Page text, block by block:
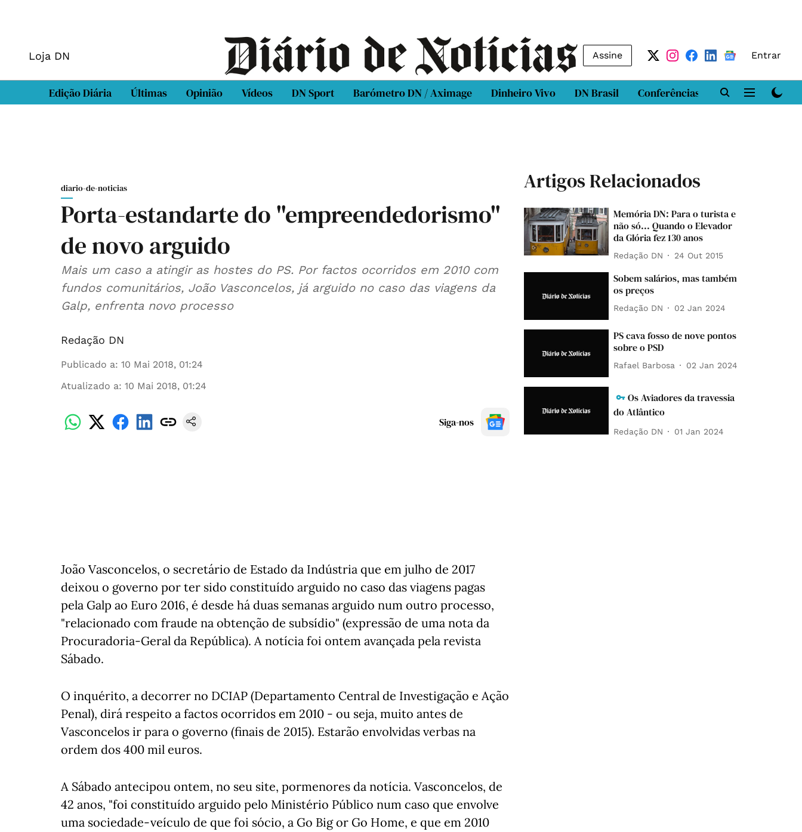
Loja DN Assine Entrar
Edição Diária Últimas Opinião Vídeos DN Sport Barómetro DN / Aximage Dinheiro Vivo DN Brasil Conferências DN LAB
diario-de-noticias
Porta-estandarte do "empreendedorismo"
de novo arguido
Mais um caso a atingir as hostes do PS. Por factos ocorridos em 2010 com
fundos comunitários, João Vasconcelos, já arguido no caso das viagens da
Galp, enfrenta novo processo
Redação DN
Publicado a: 10 Mai 2018, 01:24
Atualizado a: 10 Mai 2018, 01:24
Siga-nos
João Vasconcelos, o secretário de Estado da Indústria que em julho de 2017
deixou o governo por ter sido constituído arguido no caso das viagens pagas
pela Galp ao Euro 2016, é desde há duas semanas arguido num outro processo,
"relacionado com fraude na obtenção de subsídio" (expressão de uma nota da
Procuradoria-Geral da República). A notícia foi ontem avançada pela revista
Sábado.
O inquérito, a decorrer no DCIAP (Departamento Central de Investigação e Ação
Penal), dirá respeito a factos ocorridos em 2010 - ou seja, muito antes de
Vasconcelos ir para o governo (finais de 2015). Estarão envolvidas verbas na
ordem dos 400 mil euros.
A Sábado antecipou ontem, no seu site, pormenores da notícia. Vasconcelos, de
42 anos, "foi constituído arguido pelo Ministério Público num caso que envolve
uma sociedade-veículo de que foi sócio, a Go Big or Go Home, e que em 2010
Artigos Relacionados
Memória DN: Para o turista e
não só... Quando o Elevador
da Glória fez 130 anos
Redação DN 24 Out 2015
Sobem salários, mas também
os preços
Redação DN 02 Jan 2024
PS cava fosso de nove pontos
sobre o PSD
Rafael Barbosa 02 Jan 2024
Os Aviadores da travessia
do Atlântico
Redação DN 01 Jan 2024